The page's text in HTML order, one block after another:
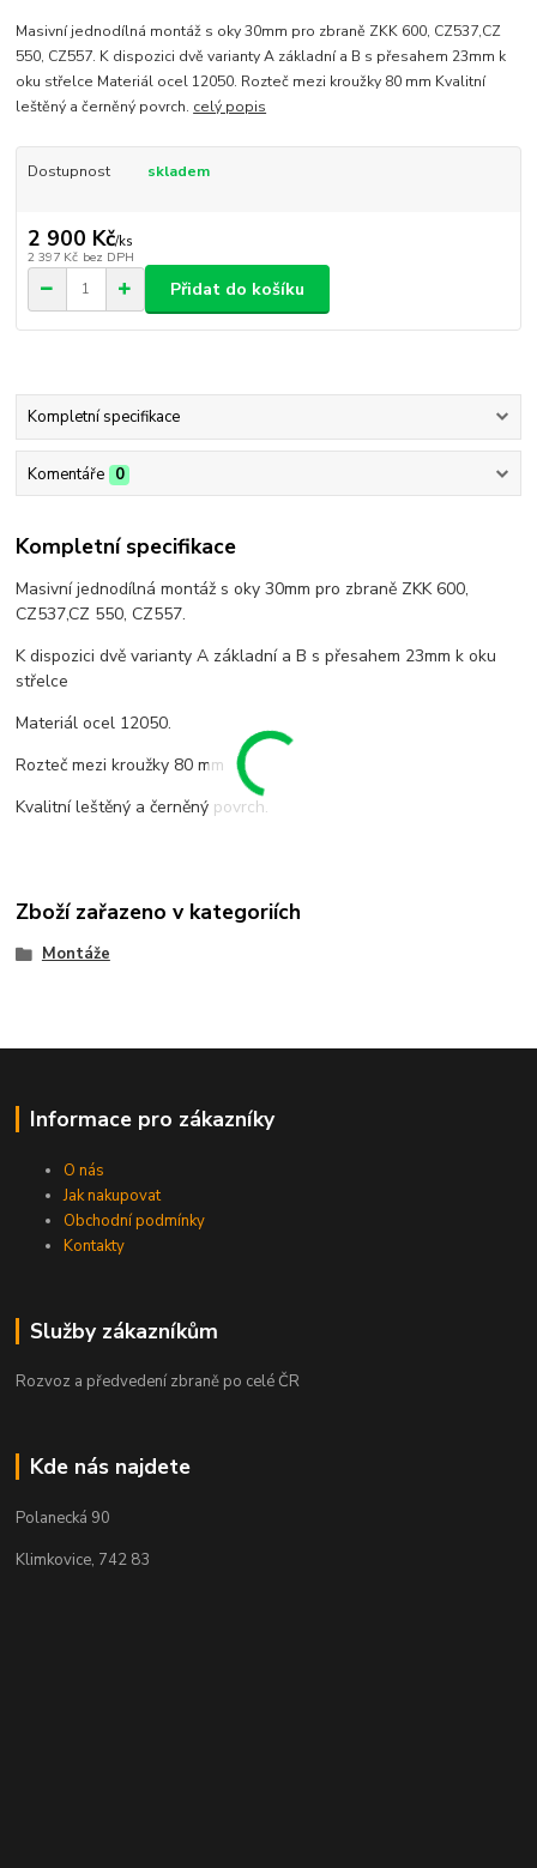
Masivní jednodílná montáž s oky 30mm pro zbraně ZKK 600, CZ537,CZ
550, CZ557. K dispozici dvě varianty A základní a B s přesahem 23mm k
oku střelce Materiál ocel 12050. Rozteč mezi kroužky 80 mm Kvalitní
leštěný a černěný povrch. celý popis
Dostupnost skladem
2 900 Kč/ks
2 397 Kč bez DPH
Přidat do košíku
Kompletní specifikace
Komentáře 0
Kompletní specifikace
Masivní jednodílná montáž s oky 30mm pro zbraně ZKK 600,
CZ537,CZ 550, CZ557.
K dispozici dvě varianty A základní a B s přesahem 23mm k oku
střelce
Materiál ocel 12050.
Rozteč mezi kroužky 80 mm
Kvalitní leštěný a černěný povrch.
Zboží zařazeno v kategoriích
Montáže
Informace pro zákazníky
O nás
Jak nakupovat
Obchodní podmínky
Kontakty
Služby zákazníkům
Rozvoz a předvedení zbraně po celé ČR
Kde nás najdete
Polanecká 90
Klimkovice, 742 83